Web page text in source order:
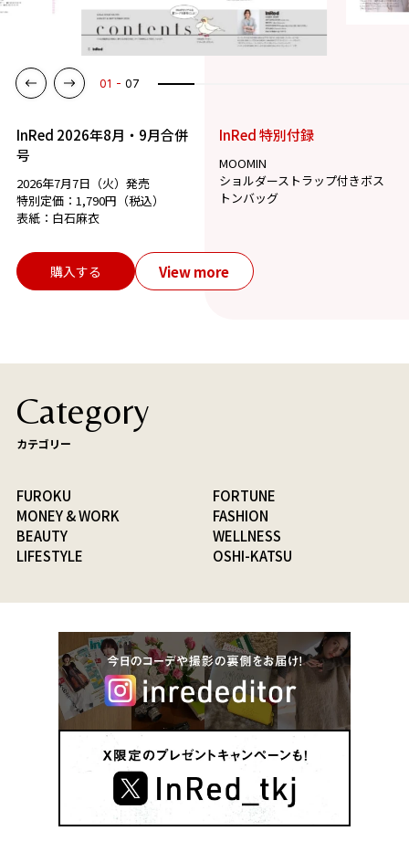
01 07
InRed 2026年8月・9月合併
号
2026年7月7日（火）発売
特別定価：1,790円（税込）
表紙：白石麻衣
InRed 特別付録
MOOMIN
ショルダーストラップ付きボス
トンバッグ
購入する View more
Category
カテゴリー
FUROKU
FORTUNE
MONEY & WORK
FASHION
BEAUTY
WELLNESS
LIFESTYLE
OSHI-KATSU